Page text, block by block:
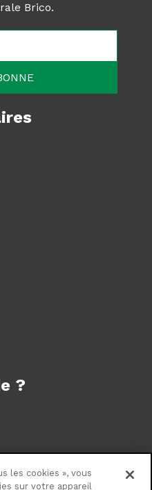
Brico.
?
les cookies », vous
sur votre appareil